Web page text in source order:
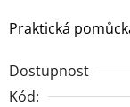
Praktická
Dostupnost
Kód: